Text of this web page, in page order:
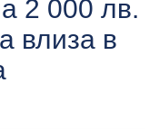
2 000 лв.
влиза в